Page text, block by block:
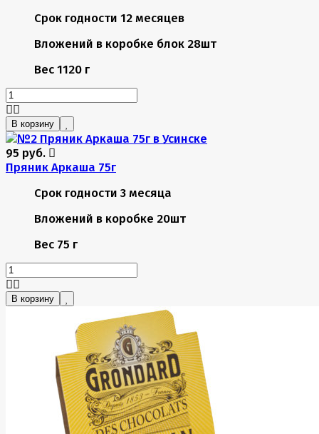
Срок годности 12 месяцев
Вложений в коробке блок 28шт
Вес 1120 г
В корзину
95 руб.
Пряник Аркаша 75г
Срок годности 3 месяца
Вложений в коробке 20шт
Вес 75 г
В корзину